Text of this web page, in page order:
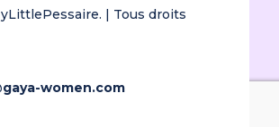
| Tous droits
women.com